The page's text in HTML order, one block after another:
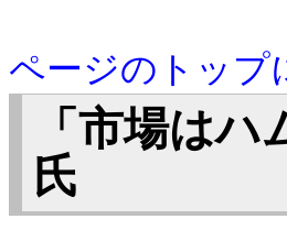
ページのトップ
「市場は
氏